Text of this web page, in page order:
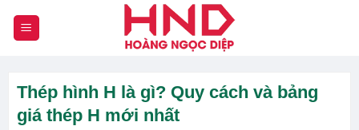
đến
Thép hình H là gì? Quy cách và bảng
giá thép H mới nhất